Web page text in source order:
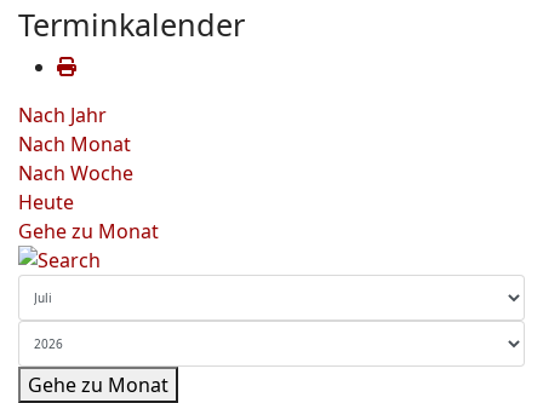
Terminkalender
Nach Jahr
Nach Monat
Nach Woche
Heute
Gehe zu Monat
Gehe zu Monat